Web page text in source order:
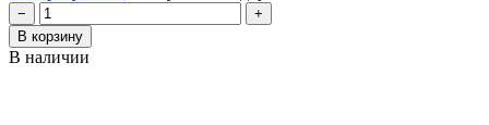
−
+
В корзину
В наличии